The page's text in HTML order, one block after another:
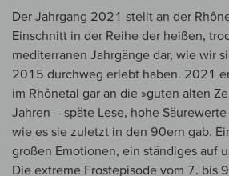
Der Jahrgang 2021 stellt an der
Einschnitt in der Reihe der heißen,
mediterranen Jahrgänge dar, wie wir
2015 durchweg erlebt haben. 2021
im Rhônetal gar an die »guten alten
Jahren – späte Lese, hohe
wie es sie zuletzt in den 90ern gab.
großen Emotionen, ein ständiges auf
Die extreme Frostepisode vom 7. bis